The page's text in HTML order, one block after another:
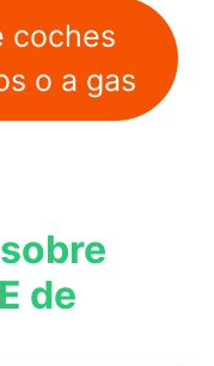
coches
o a gas
de